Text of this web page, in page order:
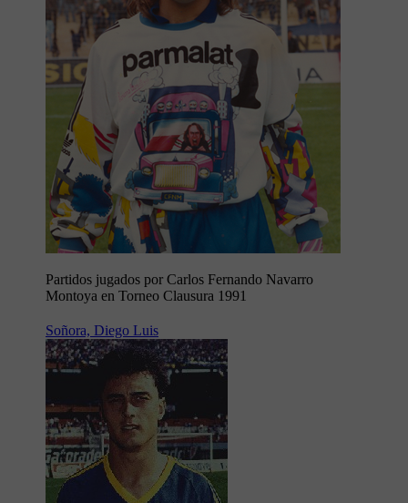
Partidos jugados por Carlos Fernando Navarro
Montoya en Torneo Clausura 1991
Soñora, Diego Luis